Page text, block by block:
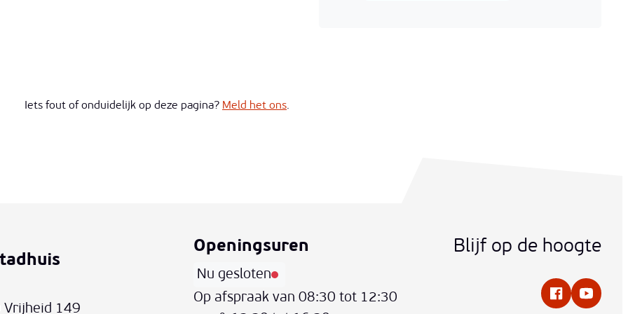
Iets fout of onduidelijk op deze pagina? Meld het ons.
contact-text-name
Vrijheid 149
Openingsuren
Vandaag
Nu gesloten
Op afspraak van 08:30 tot 12:30
Blijf op de hoogte
Facebook